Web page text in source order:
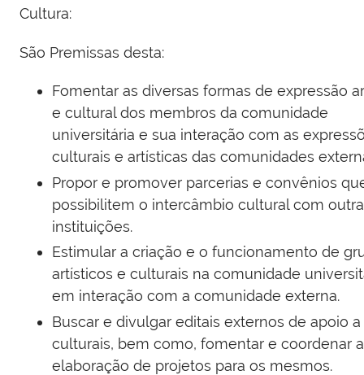
Cultura:
São Premissas desta:
Fomentar as diversas formas de expressão
e cultural dos membros da comunidade
universitária e sua interação com as
culturais e artísticas das comunidades
Propor e promover parcerias e convênios
possibilitem o intercâmbio cultural com
instituições.
Estimular a criação e o funcionamento de
artísticos e culturais na comunidade
em interação com a comunidade externa.
Buscar e divulgar editais externos de apoio
culturais, bem como, fomentar e coordenar a
elaboração de projetos para os mesmos.